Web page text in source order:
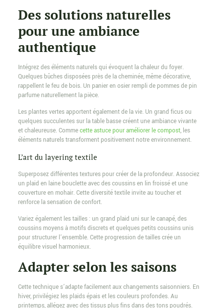
Des solutions naturelles
pour une ambiance
authentique
Intégrez des éléments naturels qui évoquent la chaleur du foyer.
Quelques bûches disposées près de la cheminée, même décorative,
rappellent le feu de bois. Un panier en osier rempli de pommes de pin
parfume naturellement la pièce.
Les plantes vertes apportent également de la vie. Un grand ficus ou
quelques succulentes sur la table basse créent une ambiance vivante
et chaleureuse. Commecette astuce pour améliorer le compost, les
éléments naturels transforment positivement notre environnement.
L’art du layering textile
Superposez différentes textures pour créer de la profondeur. Associez
un plaid en laine bouclette avec des coussins en lin froissé et une
couverture en mohair. Cette diversité textile invite au toucher et
renforce la sensation de confort.
Variez également les tailles : un grand plaid uni sur le canapé, des
coussins moyens à motifs discrets et quelques petits coussins unis
pour structurer l’ensemble. Cette progression de tailles crée un
équilibre visuel harmonieux.
Adapter selon les saisons
Cette technique s’adapte facilement aux changements saisonniers. En
hiver, privilégiez les plaids épais et les couleurs profondes. Au
printemps, allégez avec des tissus plus fins dans des tons poudrés.